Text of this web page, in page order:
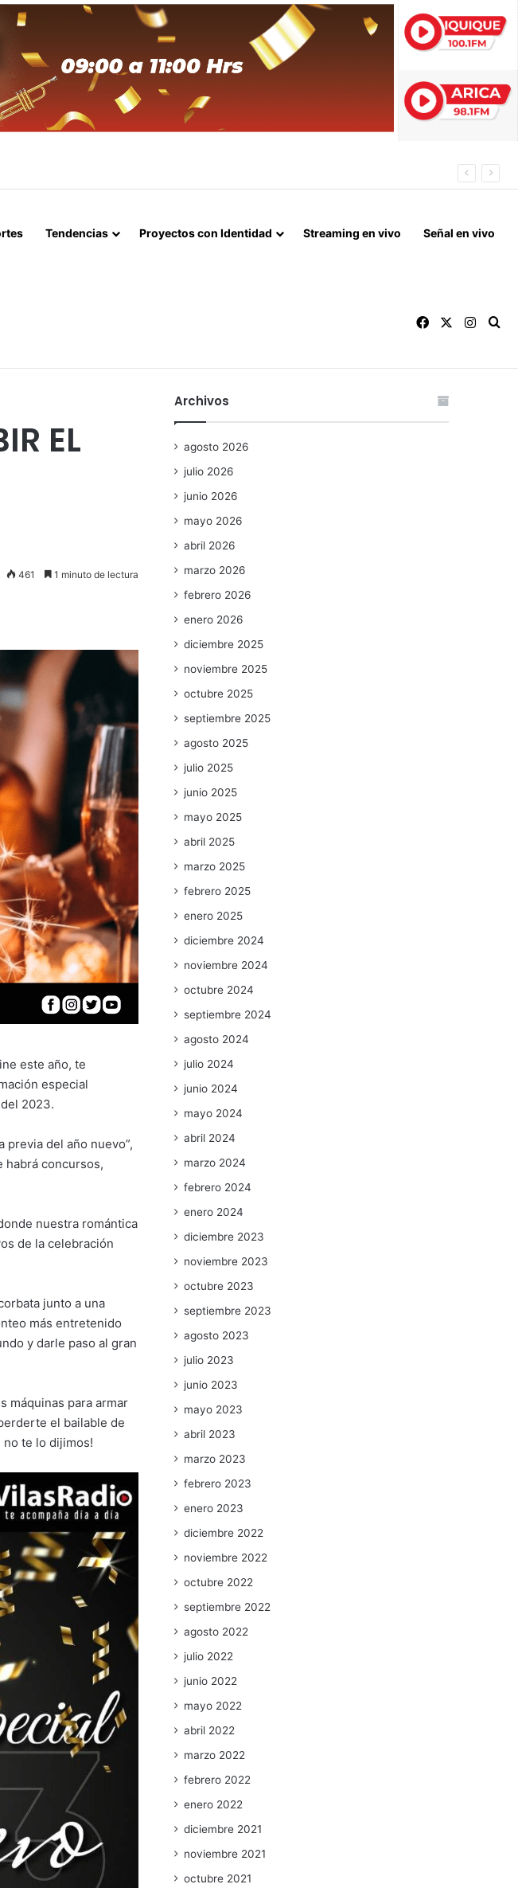
A ESTADOS UNIDOS EL FIN DEL BLOQUEO Y REPARACIONES DE GUERRA
Tendencias Proyectos con Identidad Streaming en vivo Señal en vivo
Facebook
EL
461 1 minuto de lectura
este año, te
especial
2023.
previa del año nuevo”,
habrá concursos,
nuestra romántica
de la celebración
junto a una
más entretenido
y darle paso al gran
máquinas para armar
el bailable de
no te lo dijimos!
Archivos
agosto 2026
julio 2026
junio 2026
mayo 2026
abril 2026
marzo 2026
febrero 2026
enero 2026
diciembre 2025
noviembre 2025
octubre 2025
septiembre 2025
agosto 2025
julio 2025
junio 2025
mayo 2025
abril 2025
marzo 2025
febrero 2025
enero 2025
diciembre 2024
noviembre 2024
octubre 2024
septiembre 2024
agosto 2024
julio 2024
junio 2024
mayo 2024
abril 2024
marzo 2024
febrero 2024
enero 2024
diciembre 2023
noviembre 2023
octubre 2023
septiembre 2023
agosto 2023
julio 2023
junio 2023
mayo 2023
abril 2023
marzo 2023
febrero 2023
enero 2023
diciembre 2022
noviembre 2022
octubre 2022
septiembre 2022
agosto 2022
julio 2022
junio 2022
mayo 2022
abril 2022
marzo 2022
febrero 2022
enero 2022
diciembre 2021
noviembre 2021
octubre 2021